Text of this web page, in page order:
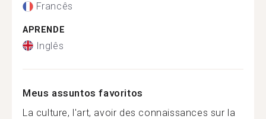
Francês
APRENDE
Inglês
Meus assuntos favoritos
La culture, l'art, avoir des connaissances sur la